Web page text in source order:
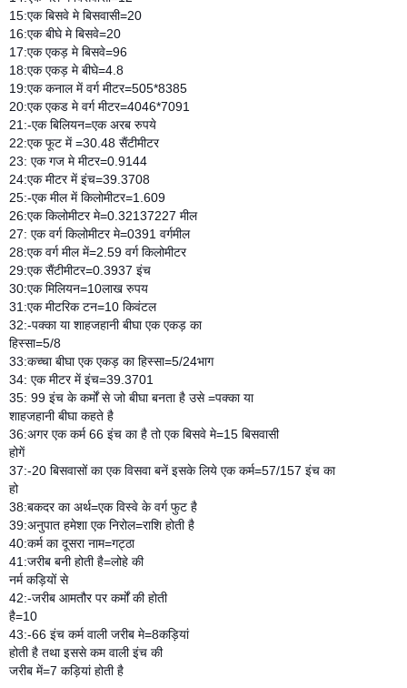
15:एक बिसवे मे बिसवासी=20
16:एक बीघे मे बिसवे=20
17:एक एकड़ मे बिसवे=96
18:एक एकड़ मे बीघे=4.8
19:एक कनाल में वर्ग मीटर=505*8385
20:एक एकड मे वर्ग मीटर=4046*7091
21:-एक बिलियन=एक अरब रुपये
22:एक फूट में =30.48 सैंटीमीटर
23: एक गज मे मीटर=0.9144
24:एक मीटर में इंच=39.3708
25:-एक मील में किलोमीटर=1.609
26:एक किलोमीटर मे=0.32137227 मील
27: एक वर्ग किलोमीटर मे=0391 वर्गमील
28:एक वर्ग मील में=2.59 वर्ग किलोमीटर
29:एक सैंटीमीटर=0.3937 इंच
30:एक मिलियन=10लाख रुपय
31:एक मीटरिक टन=10 किवंटल
32:-पक्का या शाहजहानी बीघा एक एकड़ का
हिस्सा=5/8
33:कच्चा बीघा एक एकड़ का हिस्सा=5/24भाग
34: एक मीटर में इंच=39.3701
35: 99 इंच के कर्मों से जो बीघा बनता है उसे =पक्का या
शाहजहानी बीघा कहते है
36:अगर एक कर्म 66 इंच का है तो एक बिसवे मे=15 बिसवासी
होगें
37:-20 बिसवासों का एक विसवा बनें इसके लिये एक कर्म=57/157 इंच का
हो
38:बकदर का अर्थ=एक विस्वे के वर्ग फुट है
39:अनुपात हमेशा एक निरोल=राशि होती है
40:कर्म का दूसरा नाम=गट्ठा
41:जरीब बनी होती है=लोहे की
नर्म कड़ियों से
42:-जरीब आमतौर पर कर्मों की होती
है=10
43:-66 इंच कर्म वाली जरीब मे=8कड़ियां
होती है तथा इससे कम वाली इंच की
जरीब में=7 कड़ियां होती है